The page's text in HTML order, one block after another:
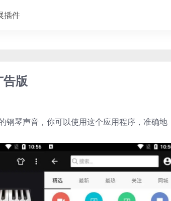
插件
版
钢琴声音，你可以使用这个应用程序，准确地